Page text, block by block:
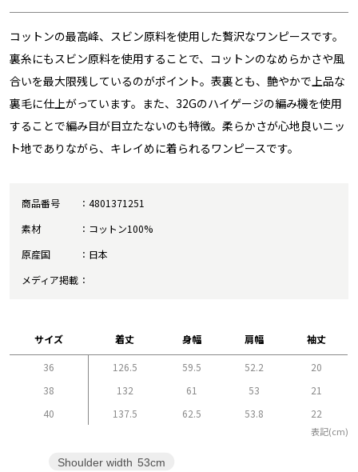
コットンの最高峰、スビン原料を使用した贅沢なワンピースです。
裏糸にもスビン原料を使用することで、コットンのなめらかさや風
合いを最大限残しているのがポイント。表裏とも、艶やかで上品な
裏毛に仕上がっています。また、32Gのハイゲージの編み機を使用
することで編み目が目立たないのも特徴。柔らかさが心地良いニッ
ト地でありながら、キレイめに着られるワンピースです。
商品番号
4801371251
素材
コットン100%
原産国
日本
メディア掲載
サイズ 着丈 身幅 肩幅 袖丈
36 126.5 59.5 52.2
20
38
132 61 53
21
40
137.5 62.5 53.8 22
表記(cm)
Shoulder width 53cm